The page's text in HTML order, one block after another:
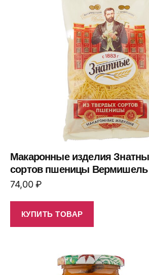
Макаронные изделия
сортов пшеницы Вермишель
74,00₽
КУПИТЬ ТОВАР